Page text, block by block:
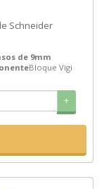
de 9mm
Bloque Vigi
+